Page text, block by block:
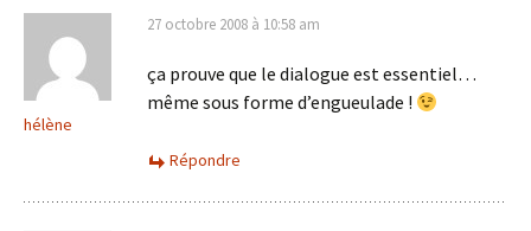
hélène
27 octobre 2008 à 10:58 am
ça prouve que le dialogue est essentiel…
même sous forme d’engueulade !
Répondre